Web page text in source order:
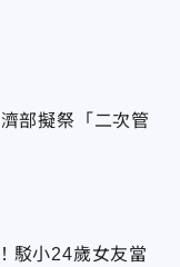
部擬祭「二次管
駁小24歲女友當